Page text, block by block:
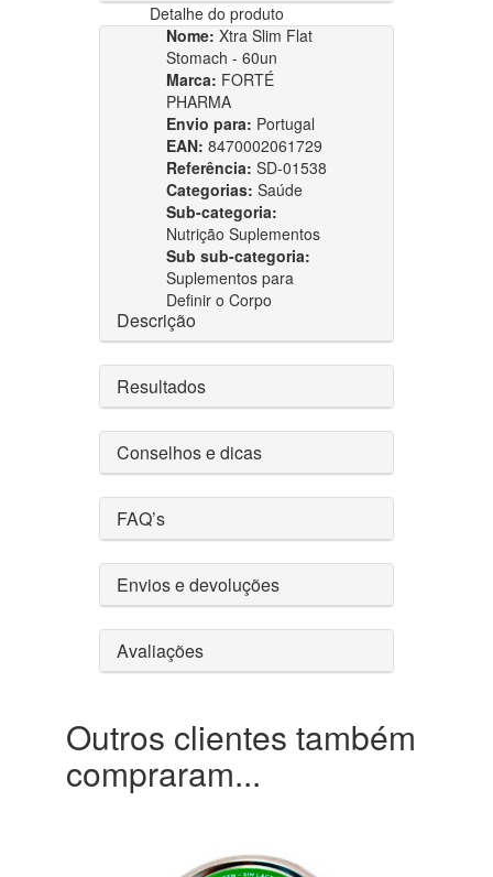
Detalhe do produto
Nome: Xtra Slim Flat
Stomach - 60un
Marca: FORTÉ
PHARMA
Envio para: Portugal
EAN: 8470002061729
Referência: SD-01538
Categorias: Saúde
Sub-categoria:
Nutrição Suplementos
Sub sub-categoria:
Suplementos para
Definir o Corpo
Descrição
Resultados
Conselhos e dicas
FAQ’s
Envios e devoluções
Avaliações
Outros clientes também
compraram...